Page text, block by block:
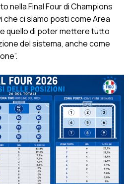
nella Final Four di Champions
che ci siamo posti come Area
quello di poter mettere tutto
del sistema, anche come